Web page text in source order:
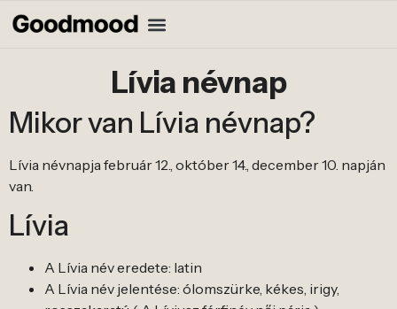
Lívia névnap
Mikor van Lívia névnap?
Lívia névnapja február 12., október 14., december 10. napján
van.
Lívia
A Lívia név eredete: latin
A Lívia név jelentése: ólomszürke, kékes, irigy,